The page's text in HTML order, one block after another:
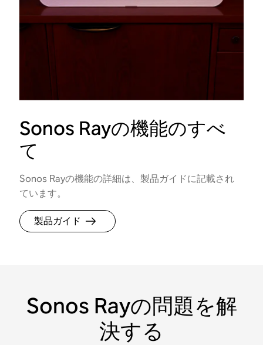
Sonos Rayの機能のすべ
て
Sonos Rayの機能の詳細は、製品ガイドに記載され
ています。
製品ガイド
Sonos Rayの問題を解
決する